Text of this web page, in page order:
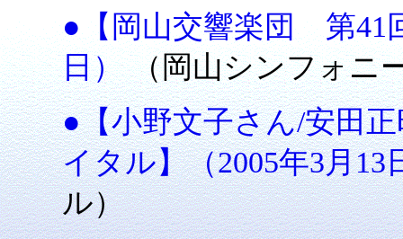
●【岡山交響楽団 第41
日）（岡山シンフォニ
●【小野文子さん/安田
イタル】（2005年3月13
ル）